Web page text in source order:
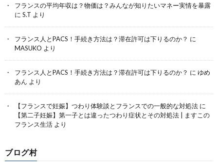
フランスの平均年収は？物価は？みんなが知りたいマネー実情を暴露
に S.T より
フランス人とPACS！手続き方法は？滞在許可は下りるのか？ に
MASUKO より
フランス人とPACS！手続き方法は？滞在許可は下りるのか？ に ゆめ
あん より
【フランスで妊娠】つわり体験談とフランスでの一般的な対処法 に
【第二子妊娠】第一子とは違ったつわり症状とその対処法 | ますこの
フランス生活 より
ブログ村